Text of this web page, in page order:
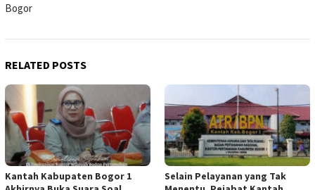
Bogor
RELATED POSTS
Kantah Kabupaten Bogor 1
Selain Pelayanan yang Tak